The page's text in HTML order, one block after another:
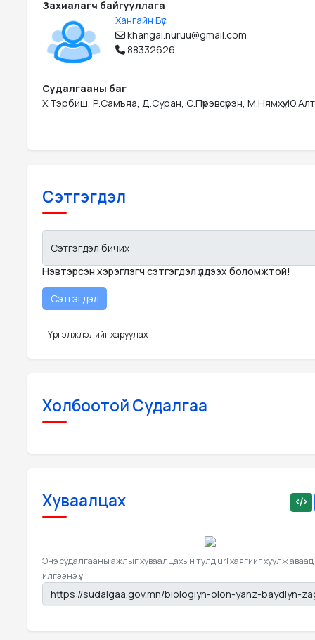
Захиалагч байгууллага
Хангайн Бүс
khangai.nuruu@gmail.com
88332626
Судалгааны баг
Х.Тэрбиш, Р.Самъяа, Д.Суран, С.Пүрэвсүрэн, М.Нямхүү,
Сэтгэгдэл
Сэтгэгдэл бичих
Нэвтэрсэн хэрэглэгч сэтгэгдэл үлдээх боломжтой!
Үргэлжлэлийг харуулах
Холбоотой Судалгаа
Хуваалцах
Энэ судалгааны ажлыг хуваалцахын тулд url хаягийг хуулж аваад
илгээнэ үү.